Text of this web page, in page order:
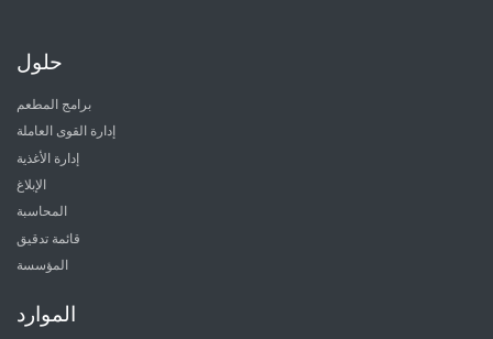
حلول
برامج المطعم
إدارة القوى العاملة
إدارة الأغذية
الإبلاغ
المحاسبة
قائمة تدقيق
المؤسسة
الموارد